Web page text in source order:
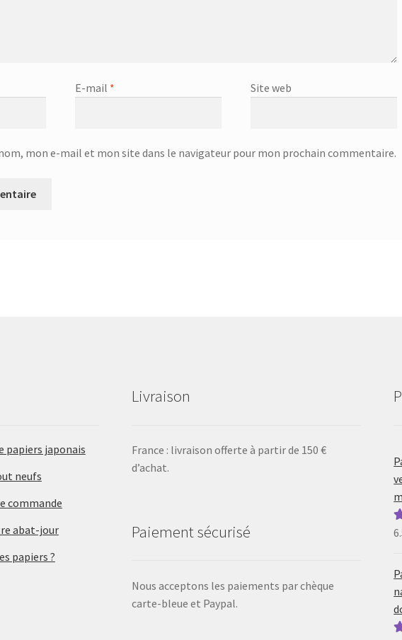
E-mail * Site web
mon e-mail et mon site dans le navigateur pour mon prochain commentaire.
papiers japonais
neufs
commande
abat-jour
papiers ?
Livraison
France : livraison offerte à partir de 150 €
d’achat.
Paiement sécurisé
Nous acceptons les paiements par chèque
carte-bleue et Paypal.